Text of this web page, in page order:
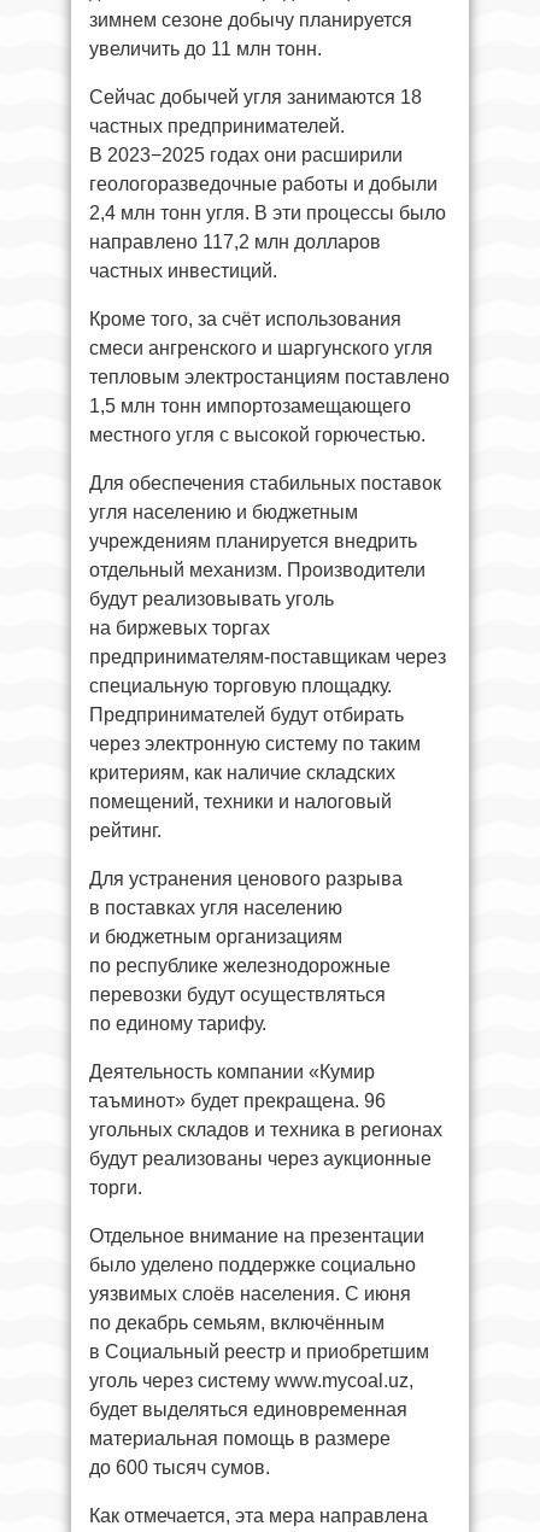
зимнем сезоне добычу планируется
увеличить до 11 млн тонн.
Сейчас добычей угля занимаются 18
частных предпринимателей.
В 2023−2025 годах они расширили
геологоразведочные работы и добыли
2,4 млн тонн угля. В эти процессы было
направлено 117,2 млн долларов
частных инвестиций.
Кроме того, за счёт использования
смеси ангренского и шаргунского угля
тепловым электростанциям поставлено
1,5 млн тонн импортозамещающего
местного угля с высокой горючестью.
Для обеспечения стабильных поставок
угля населению и бюджетным
учреждениям планируется внедрить
отдельный механизм. Производители
будут реализовывать уголь
на биржевых торгах
предпринимателям-поставщикам через
специальную торговую площадку.
Предпринимателей будут отбирать
через электронную систему по таким
критериям, как наличие складских
помещений, техники и налоговый
рейтинг.
Для устранения ценового разрыва
в поставках угля населению
и бюджетным организациям
по республике железнодорожные
перевозки будут осуществляться
по единому тарифу.
Деятельность компании «Кумир
таъминот» будет прекращена. 96
угольных складов и техника в регионах
будут реализованы через аукционные
торги.
Отдельное внимание на презентации
было уделено поддержке социально
уязвимых слоёв населения. С июня
по декабрь семьям, включённым
в Социальный реестр и приобретшим
уголь через систему www.mycoal.uz,
будет выделяться единовременная
материальная помощь в размере
до 600 тысяч сумов.
Как отмечается, эта мера направлена